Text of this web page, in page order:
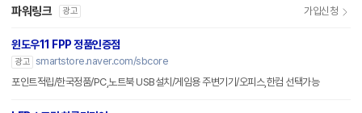
파워링크 광고 가입신청
윈도우11 FPP 정품인증점
광고 smartstore.naver.com/sbcore
포인트적립/한국정품/PC,노트북 USB설치/게임용 주변기기/오피스,한컴 선택가능